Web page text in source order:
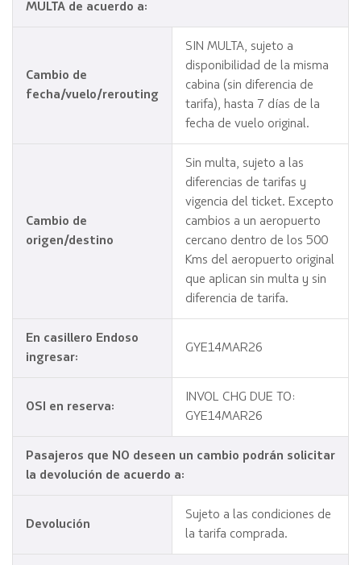
MULTA de acuerdo a:
Cambio de
fecha/vuelo/rerouting
SIN MULTA, sujeto a
disponibilidad de la misma
cabina (sin diferencia de
tarifa), hasta 7 días de la
fecha de vuelo original.
Cambio de
origen/destino
Sin multa, sujeto a las
diferencias de tarifas y
vigencia del ticket. Excepto
cambios a un aeropuerto
cercano dentro de los 500
Kms del aeropuerto original
que aplican sin multa y sin
diferencia de tarifa.
En casillero Endoso
ingresar:
GYE14MAR26
OSI en reserva:
INVOL CHG DUE TO:
GYE14MAR26
Pasajeros que NO deseen un cambio podrán solicitar
la devolución de acuerdo a:
Devolución
Sujeto a las condiciones de
la tarifa comprada.